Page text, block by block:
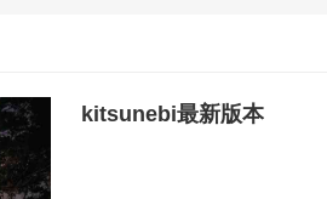
kitsunebi最新版本